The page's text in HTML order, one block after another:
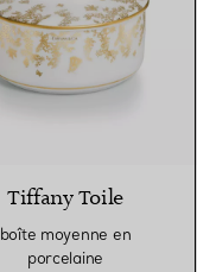
Tiffany Toile
boîte moyenne en
porcelaine